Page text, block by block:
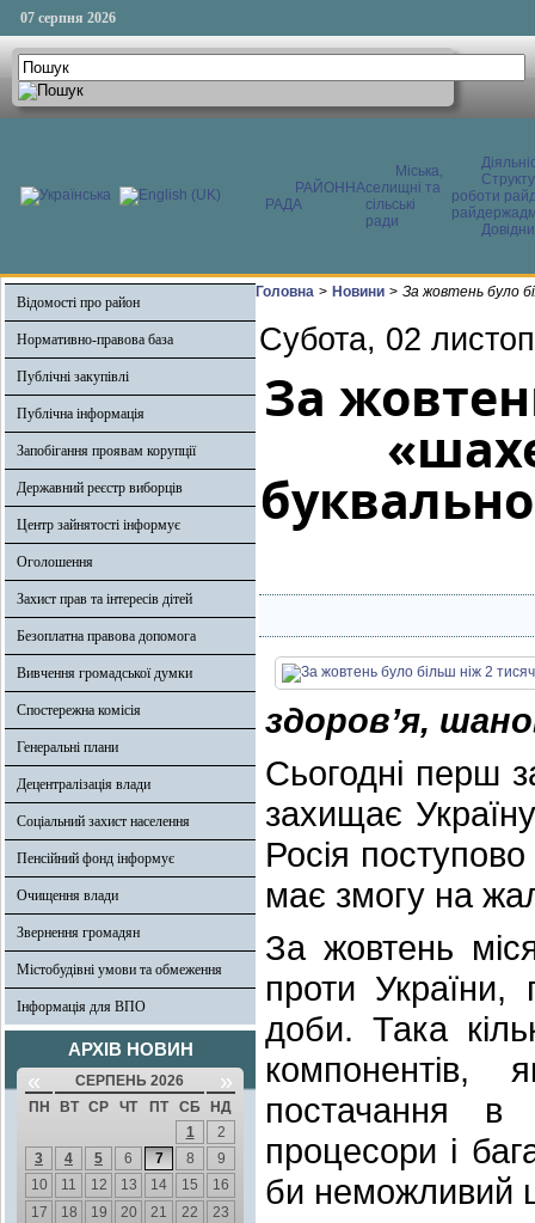
07 серпня 2026
РАЙОННА
РАДА
Міська,
селищні та
сільські
ради
роботи
Відомості про район
Нормативно-правова база
Публічні закупівлі
Публічна інформація
Запобігання проявам корупції
Державний реєстр виборців
Центр зайнятості інформує
Оголошення
Захист прав та інтересів дітей
Безоплатна правова допомога
Вивчення громадської думки
Спостережна комісія
Генеральні плани
Децентралізація влади
Соціальний захист населення
Пенсійний фонд інформує
Очищення влади
Звернення громадян
Містобудівні умови та обмеження
Інформація для ВПО
АРХІВ НОВИН
« СЕРПЕНЬ 2026 »
ПН ВТ СР ЧТ ПТ СБ
НД
1
2
3
4 5 6 7 8
9
10
11 12 13 14 15
16
17
18 19 20 21 22
23
Головна > Новини > За жовтень було
Субота, 02
За
здоровʼя,
Сьогодні перш
захищає
Росія
має змогу на
За жовтень
проти
доби. Така
постачання в
процесори і
би неможливий